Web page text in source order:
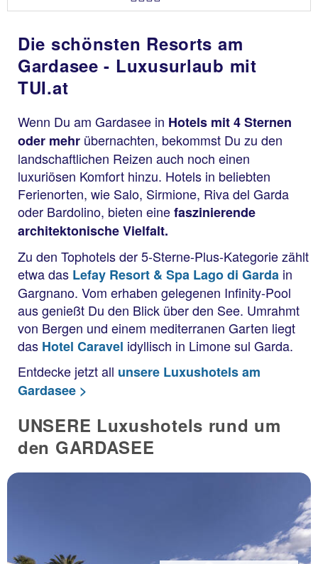
Die schönsten Resorts am
Gardasee - Luxusurlaub mit
TUI.at
Wenn Du am Gardasee in Hotels mit 4 Sternen
oder mehr übernachten, bekommst Du zu den
landschaftlichen Reizen auch noch einen
luxuriösen Komfort hinzu. Hotels in beliebten
Ferienorten, wie Salo, Sirmione, Riva del Garda
oder Bardolino, bieten einefaszinierende
architektonische Vielfalt.
Zu den Tophotels der 5-Sterne-Plus-Kategorie zählt
etwa das Lefay Resort & Spa Lago di Garda in
Gargnano. Vom erhaben gelegenen Infinity-Pool
aus genießt Du den Blick über den See. Umrahmt
von Bergen und einem mediterranen Garten liegt
das Hotel Caravel idyllisch in Limone sul Garda.
Entdecke jetzt all unsere Luxushotels am
Gardasee >
UNSERE Luxushotels rund um
den GARDASEE